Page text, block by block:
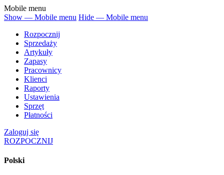
Mobile menu
Show — Mobile menu Hide — Mobile menu
Rozpocznij
Sprzedaży
Artykuły
Zapasy
Pracownicy
Klienci
Raporty
Ustawienia
Sprzęt
Płatności
Zaloguj się
ROZPOCZNIJ
Polski